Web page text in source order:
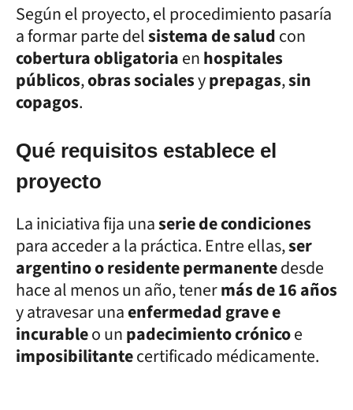
Según el proyecto, el procedimiento pasaría
a formar parte delsistema de saludcon
cobertura obligatoriaenhospitales
públicos,obras socialesyprepagas,sin
copagos.
Qué requisitos establece el
proyecto
La iniciativa fija unaserie de condiciones
para acceder a la práctica. Entre ellas,ser
argentino o residente permanentedesde
hace al menos un año, tenermás de 16 años
y atravesar unaenfermedad grave e
incurableo unpadecimiento crónicoe
imposibilitantecertificado médicamente.